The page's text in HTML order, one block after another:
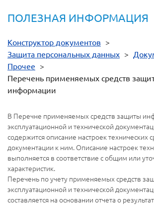
ПОЛЕЗНАЯ ИНФОРМАЦИЯ
Конструктор документов >
Защита персональных данных >
Прочее >
Перечень применяемых средств
информации
В Перечне применяемых средств защиты
эксплуатационной и технической
содержится описание настроек технических
документации к ним. Описание настроек
выполняется в соответствие с общим или
характеристик.
Перечень по учету применяемых средств
эксплуатационной и технической
составляется на основании отчета о